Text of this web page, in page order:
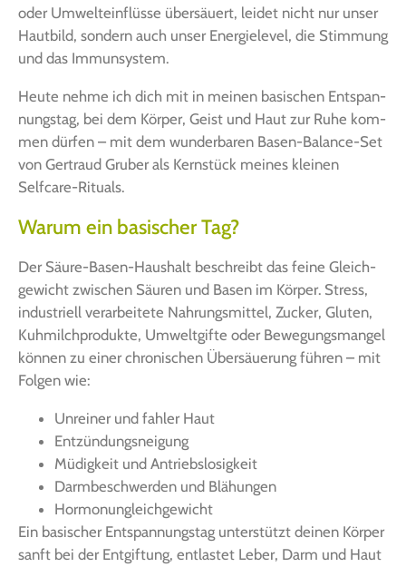
oder Umwelt­ein­flüs­se über­säu­ert, lei­det nicht nur unser
Haut­bild, son­dern auch unser Ener­gie­le­vel, die Stim­mung
und das Immunsystem.
Heu­te neh­me ich dich mit in mei­nen basi­schen Ent­span­
nungs­tag, bei dem Kör­per, Geist und Haut zur Ruhe kom­
men dür­fen – mit dem wun­der­ba­ren Basen-Balan­ce-Set
von Ger­traud Gru­ber als Kern­stück mei­nes klei­nen
Selfcare-Rituals.
Warum ein basischer Tag?
Der Säu­re-Basen-Haus­halt beschreibt das fei­ne Gleich­
ge­wicht zwi­schen Säu­ren und Basen im Kör­per. Stress,
indus­tri­ell ver­ar­bei­te­te Nah­rungs­mit­tel, Zucker, Glu­ten,
Kuh­milch­pro­duk­te, Umwelt­gif­te oder Bewe­gungs­man­gel
kön­nen zu einer chro­ni­schen Über­säue­rung füh­ren – mit
Fol­gen wie:
Unrei­ner und fah­ler Haut
Ent­zün­dungs­nei­gung
Müdig­keit und Antriebslosigkeit
Darm­be­schwer­den und Blähungen
Hor­mon­un­gleich­ge­wicht
Ein basi­scher Ent­span­nungs­tag unter­stützt dei­nen Kör­per
sanft bei der Ent­gif­tung, ent­las­tet Leber, Darm und Haut